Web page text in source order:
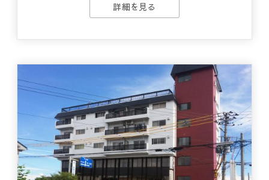
詳細を見る